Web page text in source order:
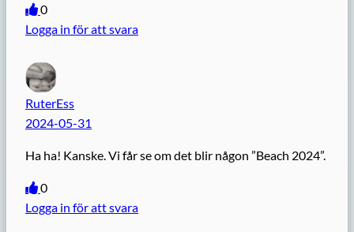
0
Logga in för att svara
RuterEss
2024-05-31
Ha ha! Kanske. Vi får se om det blir någon ”Beach 2024”.
0
Logga in för att svara